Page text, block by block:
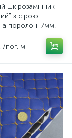
шкірозамінник
з сірою
поролоні 7мм,
/пог. м